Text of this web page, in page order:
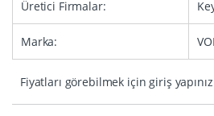
Üretici Firmalar:
Marka:
Fiyatları görebilmek için giriş